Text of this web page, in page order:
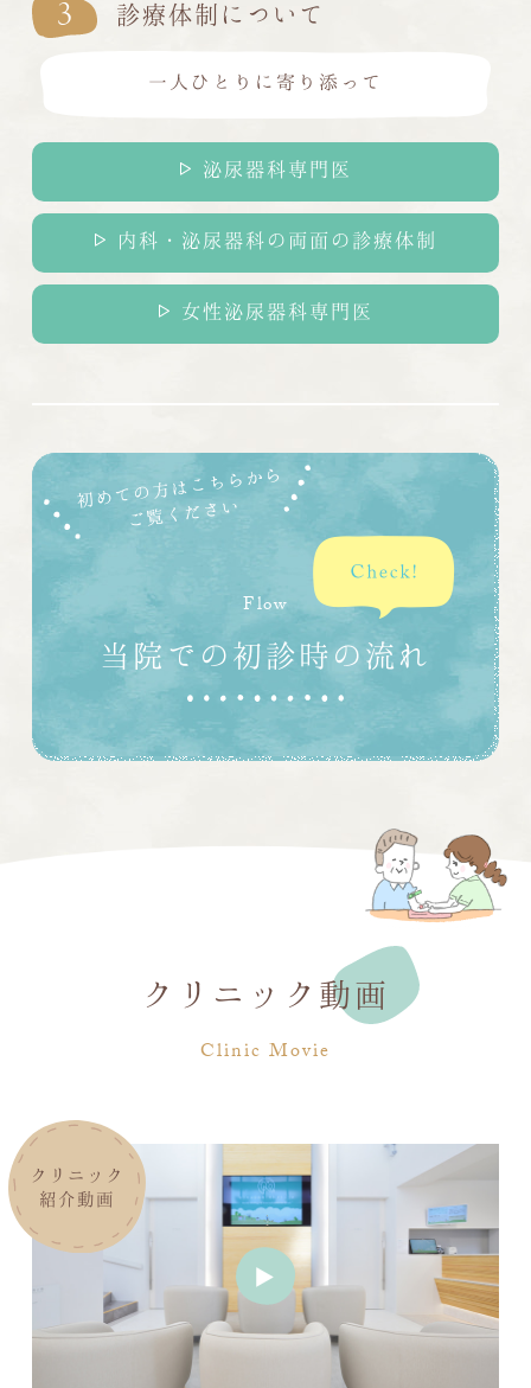
3 診療体制について
一人ひとりに寄り添って
泌尿器科専門医
内科・泌尿器科の両面の診療体制
女性泌尿器科専門医
Flow
当院での初診時の流れ
クリニック動画
Clinic Movie
クリニック
紹介動画